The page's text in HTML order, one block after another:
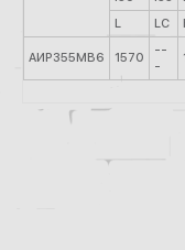
L
LC
АИР355МВ6 1570
--
-